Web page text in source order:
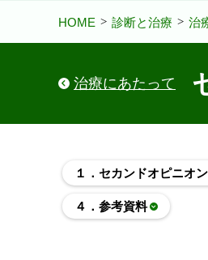
HOME 診断と治療 治
治療にあたって
１．セカンドオピニオ
４．参考資料